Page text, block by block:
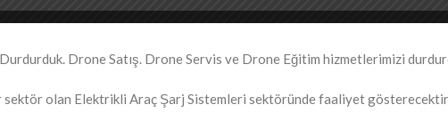
Durdurduk. Drone Satış. Drone Servis ve Drone Eğitim hizmetlerimizi
sektör olan Elektrikli Araç Şarj Sistemleri sektöründe faaliyet gösterecektir.